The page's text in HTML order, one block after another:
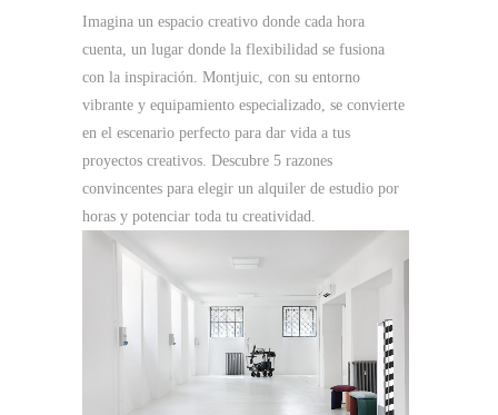
Imagina un espacio creativo donde cada hora
cuenta, un lugar donde la flexibilidad se fusiona
con la inspiración. Montjuic, con su entorno
vibrante y equipamiento especializado, se convierte
en el escenario perfecto para dar vida a tus
proyectos creativos. Descubre 5 razones
convincentes para elegir un alquiler de estudio por
horas y potenciar toda tu creatividad.